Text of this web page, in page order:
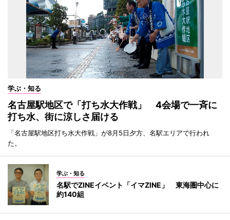
学ぶ・知る
名古屋駅地区で「打ち水大作戦」 4会場で一斉に
打ち水、街に涼しさ届ける
「名古屋駅地区打ち水大作戦」が8月5日夕方、名駅エリアで行われ
た。
学ぶ・知る
名駅でZINEイベント「イマZINE」 東海圏中心に
約140組